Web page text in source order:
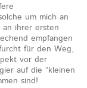
um mich an
an ihrer ersten
empfangen
für den Weg,
vor der
auf die “kleinen
sind!